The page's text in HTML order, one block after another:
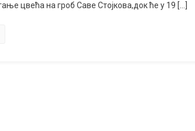
цвећа на гроб Саве Стојкова,док ће у 19 […]